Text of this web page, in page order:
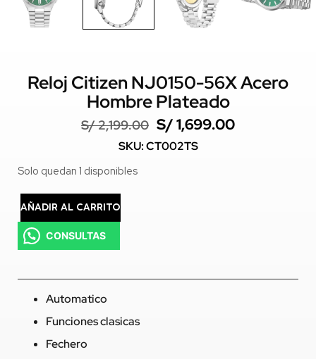
Reloj Citizen NJ0150-56X Acero
Hombre Plateado
S/2,199.00 S/1,699.00
SKU: CT002TS
Solo quedan 1 disponibles
AÑADIR AL CARRITO
CONSULTAS
Automatico
Funciones clasicas
Fechero